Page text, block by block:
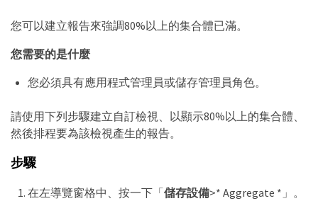
您可以建立報告來強調80%以上的集合體已滿。
您需要的是什麼
您必須具有應用程式管理員或儲存管理員角色。
請使用下列步驟建立自訂檢視、以顯示80%以上的集合體、
然後排程要為該檢視產生的報告。
步驟
在左導覽窗格中、按一下「儲存設備>* Aggregate *」。